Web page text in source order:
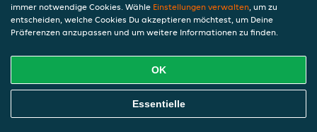
Solltest du weitere Fragen oder Beschwerden in Bezug auf
die Verarbeitung deiner personenbezogenen Daten haben,
kontaktieren wir dich gerne. Wir würden uns auch über
Tipps oder Vorschläge zur Verbesserung unserer Erklärung
Sicherheit
immer notwendige Cookies. Wähle Einstellungen verwalten, um zu
entscheiden, welche Cookies Du akzeptieren möchtest, um Deine
Präferenzen anzupassen und um weitere Informationen zu finden.
OK
Essentielle